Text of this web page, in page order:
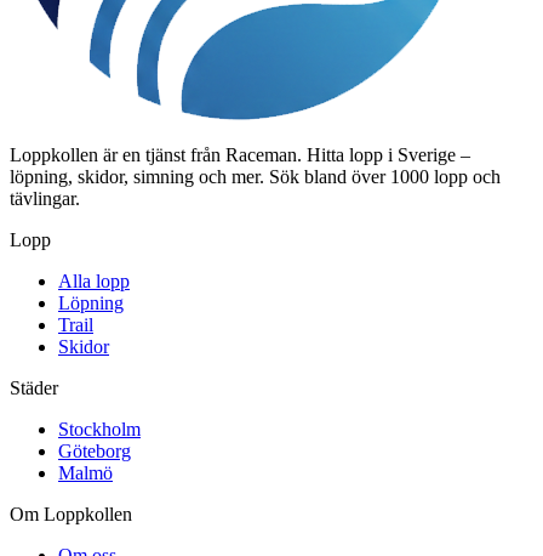
Loppkollen är en tjänst från Raceman. Hitta lopp i Sverige –
löpning, skidor, simning och mer. Sök bland över 1000 lopp och
tävlingar.
Lopp
Alla lopp
Löpning
Trail
Skidor
Städer
Stockholm
Göteborg
Malmö
Om Loppkollen